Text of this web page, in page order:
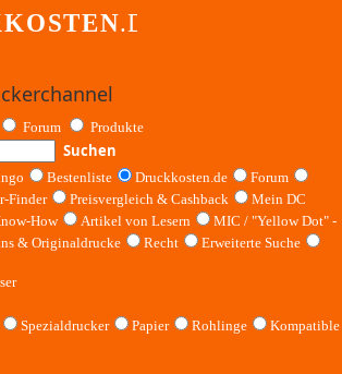
Forum Produkte
Suchen
Bestenliste Druckkosten.de
Forum
Finder Preisvergleich & Cashback
Mein DC
How Artikel von Lesern
MIC / "Yellow Dot" -
& Originaldrucke Recht
Erweiterte Suche
Spezialdrucker Papier Rohlinge
Kompatible